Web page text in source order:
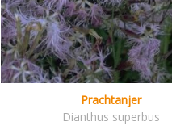
Prachtanjer
Dianthus superbus